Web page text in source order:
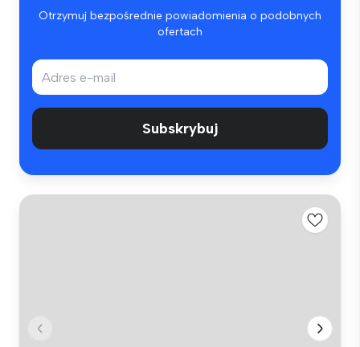
Otrzymuj bezpośrednie powiadomienia o podobnych
ofertach
Subskrybuj